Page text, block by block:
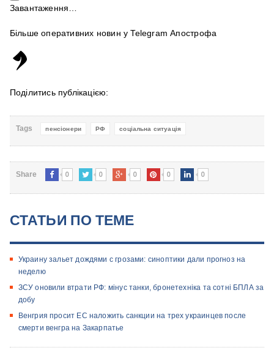
Завантаження…
Більше оперативних новин у Telegram Апострофа
Поділитись публікацією:
Tags пенсіонери РФ соціальна ситуація
Share 0 0 0 0 0
СТАТЬИ ПО ТЕМЕ
Украину зальет дождями с грозами: синоптики дали прогноз на
неделю
ЗСУ оновили втрати РФ: мінус танки, бронетехніка та сотні БПЛА за
добу
Венгрия просит ЕС наложить санкции на трех украинцев после
смерти венгра на Закарпатье